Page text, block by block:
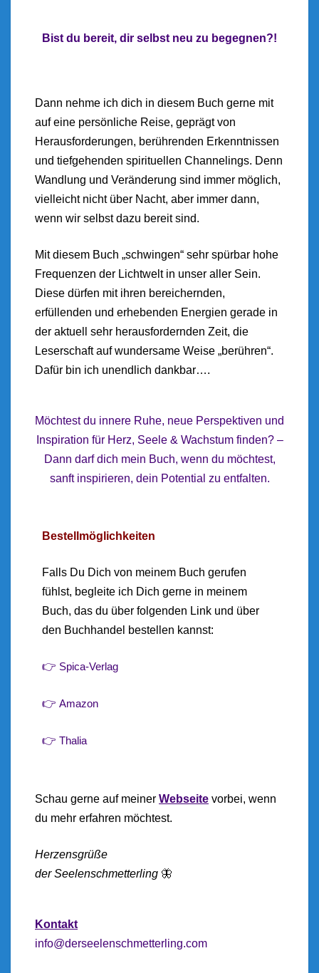
Bist du bereit, dir selbst neu zu begegnen?!
Dann nehme ich dich in diesem Buch gerne mit
auf eine persönliche Reise, geprägt von
Herausforderungen, berührenden Erkenntnissen
und tiefgehenden spirituellen Channelings. Denn
Wandlung und Veränderung sind immer möglich,
vielleicht nicht über Nacht, aber immer dann,
wenn wir selbst dazu bereit sind.
Mit diesem Buch „schwingen“ sehr spürbar hohe
Frequenzen der Lichtwelt in unser aller Sein.
Diese dürfen mit ihren bereichernden,
erfüllenden und erhebenden Energien gerade in
der aktuell sehr herausfordernden Zeit, die
Leserschaft auf wundersame Weise „berühren“.
Dafür bin ich unendlich dankbar….
Möchtest du innere Ruhe, neue Perspektiven und
Inspiration für Herz, Seele & Wachstum finden? –
Dann darf dich mein Buch, wenn du möchtest,
sanft inspirieren, dein Potential zu entfalten.
Bestellmöglichkeiten
Falls Du Dich von meinem Buch gerufen
fühlst, begleite ich Dich gerne in meinem
Buch, das du über folgenden Link und über
den Buchhandel bestellen kannst:
👉 Spica-Verlag
👉 Amazon
👉 Thalia
Schau gerne auf meiner Webseite vorbei, wenn
du mehr erfahren möchtest.
Herzensgrüße
der Seelenschmetterling 🦋
Kontakt
info@derseelenschmetterling.com